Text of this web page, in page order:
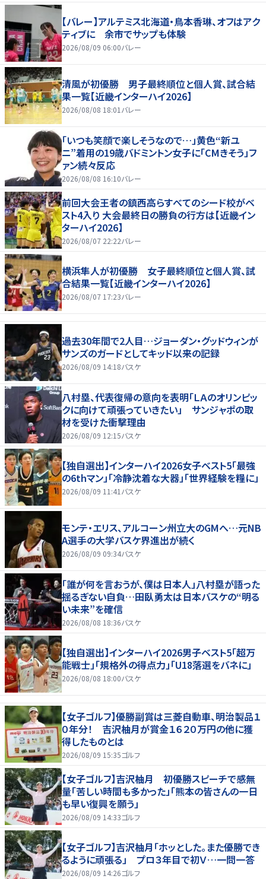
【バレー】アルテミス北海道・鳥本香琳、オフはアク
ティブに 余市でサップも体験
2026/08/09 06:00バレー
清風が初優勝 男子最終順位と個人賞、試合結
果一覧【近畿インターハイ2026】
2026/08/08 18:01 バレー
「いつも笑顔で楽しそうなので…」黄色“新ユ
ニ”着用の19歳バドミントン女子に「CMきそう」フ
ァン続々反応
2026/08/08 16:10バレー
前回大会王者の鎮西高らすべてのシード校がベ
スト4入り 大会最終日の勝負の行方は【近畿イン
ターハイ2026】
2026/08/07 22:22バレー
横浜隼人が初優勝 女子最終順位と個人賞、試
合結果一覧【近畿インターハイ2026】
2026/08/07 17:23バレー
過去30年間で2人目…ジョーダン・グッドウィンが
サンズのガードとしてキッド以来の記録
2026/08/09 14:18バスケ
八村塁、代表復帰の意向を表明「ＬＡのオリンピッ
クに向けて頑張っていきたい」 サンジャポの取
材を受けた衝撃理由
2026/08/09 12:15バスケ
【独自選出】インターハイ2026女子ベスト5「最強
の6thマン」「冷静沈着な大器」「世界経験を糧に」
2026/08/09 11:41 バスケ
モンテ・エリス、アルコーン州立大のGMへ…元NB
A選手の大学バスケ界進出が続く
2026/08/09 09:34バスケ
「誰が何を言おうが、僕は日本人」八村塁が語った
揺るぎない自負…田臥勇太は日本バスケの“明る
い未来”を確信
2026/08/08 18:36バスケ
【独自選出】インターハイ2026男子ベスト5「超万
能戦士」「規格外の得点力」「U18落選をバネに」
2026/08/08 18:00バスケ
【女子ゴルフ】優勝副賞は三菱自動車、明治製品１
０年分！ 吉沢柚月が賞金１６２０万円の他に獲
得したものとは
2026/08/09 15:35ゴルフ
【女子ゴルフ】吉沢柚月 初優勝スピーチで感無
量「苦しい時間も多かった」「熊本の皆さんの一日
も早い復興を願う」
2026/08/09 14:33ゴルフ
【女子ゴルフ】吉沢柚月「ホッとした。また優勝でき
るように頑張る」 プロ３年目で初Ｖ…一問一答
2026/08/09 14:26ゴルフ